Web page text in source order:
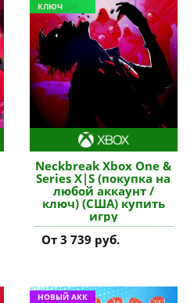
КЛЮЧ
Neckbreak Xbox One &
Series X|S (покупка на
любой аккаунт /
ключ) (США) купить
игру
От 3 739 руб.
НОВЫЙ АКК